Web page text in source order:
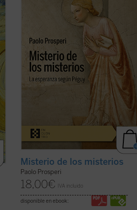
Misteriosde Péguy, sino que se
fija un objetivo más circunscrito, pero no
menos difícil: intentar comprender las
razones que llevan al autor de este ...
ficha)
Misterio de los misterios
Paolo Prosperi
18,00€ IVA incluido
disponible en ebook: